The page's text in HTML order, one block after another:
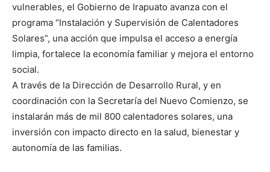
vulnerables, el Gobierno de Irapuato avanza con el
programa “Instalación y Supervisión de Calentadores
Solares”, una acción que impulsa el acceso a energía
limpia, fortalece la economía familiar y mejora el entorno
social.
A través de la Dirección de Desarrollo Rural, y en
coordinación con la Secretaría del Nuevo Comienzo, se
instalarán más de mil 800 calentadores solares, una
inversión con impacto directo en la salud, bienestar y
autonomía de las familias.